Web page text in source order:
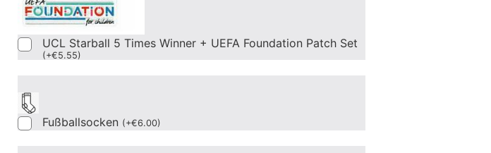
UCL Starball 5 Times Winner + UEFA Foundation Patch Set
(+€5.55)
Fußballsocken (+€6.00)